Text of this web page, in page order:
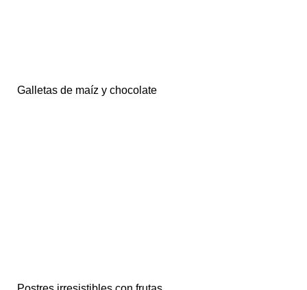
Galletas de maíz y chocolate